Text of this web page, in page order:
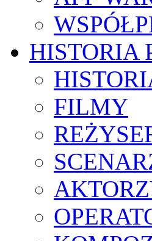
HISTORIA
FILMY